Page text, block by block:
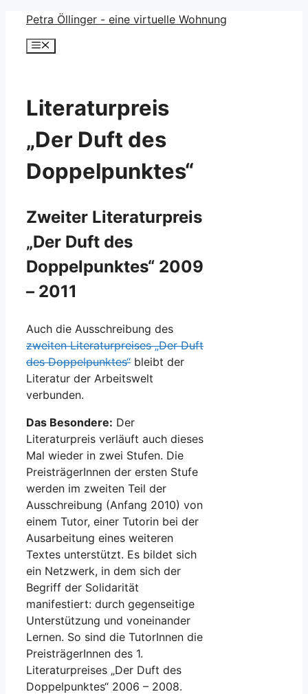
Zum
Inhalt
springen
Petra Öllinger - eine virtuelle Wohnung
Menü
Literaturpreis
„Der Duft des
Doppelpunktes“
Zweiter Literaturpreis
„Der Duft des
Doppelpunktes“ 2009
– 2011
Auch die Ausschreibung des
zweiten Literaturpreises „Der Duft
des Doppelpunktes“ bleibt der
Literatur der Arbeitswelt
verbunden.
Das Besondere: Der
Literaturpreis verläuft auch dieses
Mal wieder in zwei Stufen. Die
PreisträgerInnen der ersten Stufe
werden im zweiten Teil der
Ausschreibung (Anfang 2010) von
einem Tutor, einer Tutorin bei der
Ausarbeitung eines weiteren
Textes unterstützt. Es bildet sich
ein Netzwerk, in dem sich der
Begriff der Solidarität
manifestiert: durch gegenseitige
Unterstützung und voneinander
Lernen. So sind die TutorInnen die
PreisträgerInnen des 1.
Literaturpreises „Der Duft des
Doppelpunktes“ 2006 – 2008.